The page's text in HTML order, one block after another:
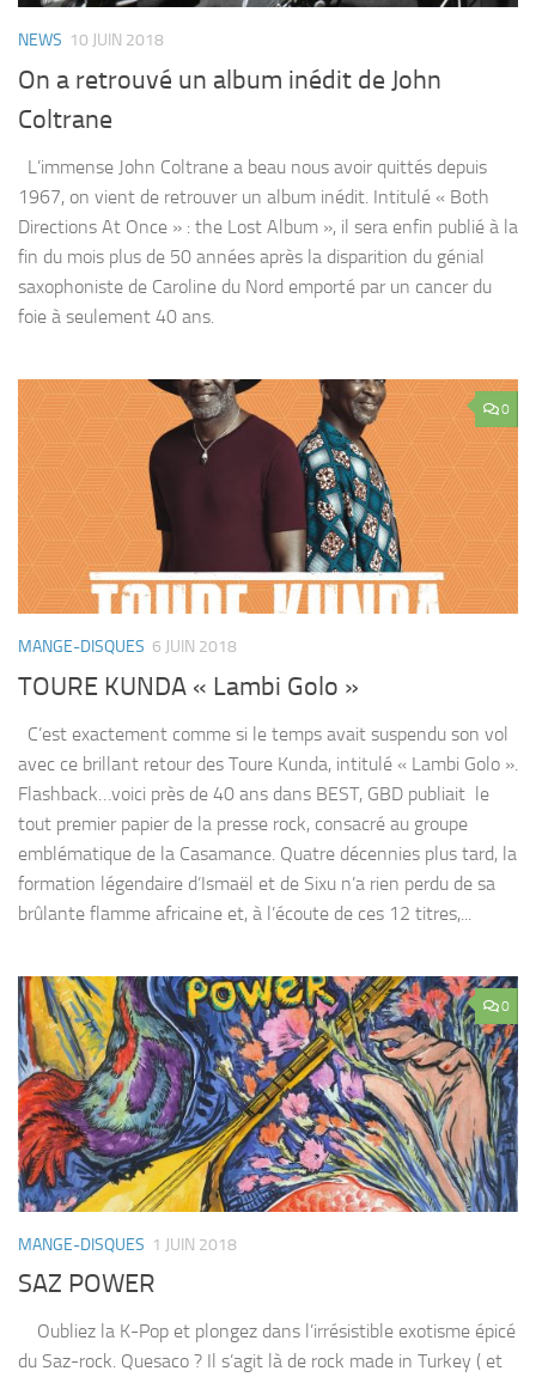
NEWS 10 JUIN 2018
On a retrouvé un album inédit de John
Coltrane
L’immense John Coltrane a beau nous avoir quittés depuis
1967, on vient de retrouver un album inédit. Intitulé « Both
Directions At Once » : the Lost Album », il sera enfin publié à la
fin du mois plus de 50 années après la disparition du génial
saxophoniste de Caroline du Nord emporté par un cancer du
foie à seulement 40 ans.
0
MANGE-DISQUES 6 JUIN 2018
TOURE KUNDA « Lambi Golo »
C’est exactement comme si le temps avait suspendu son vol
avec ce brillant retour des Toure Kunda, intitulé « Lambi Golo ».
Flashback…voici près de 40 ans dans BEST, GBD publiait le
tout premier papier de la presse rock, consacré au groupe
emblématique de la Casamance. Quatre décennies plus tard, la
formation légendaire d’Ismaël et de Sixu n’a rien perdu de sa
brûlante flamme africaine et, à l’écoute de ces 12 titres,...
0
MANGE-DISQUES 1 JUIN 2018
SAZ POWER
Oubliez la K-Pop et plongez dans l’irrésistible exotisme épicé
du Saz-rock. Quesaco ? Il s’agit là de rock made in Turkey ( et